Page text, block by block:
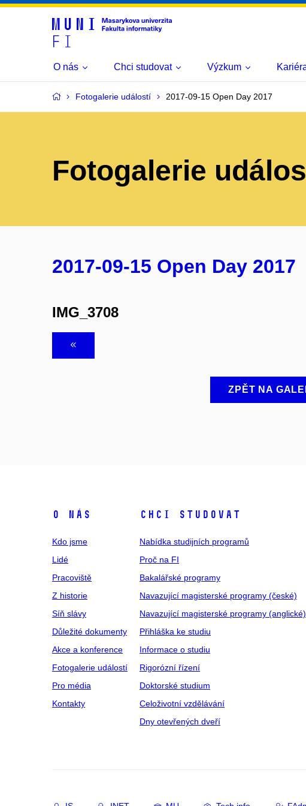
O nás Chci studovat Výzkum
Fotogalerie událostí 2017-09-15 Open Day 2017
Fotogalerie
2017-09-15 Open Day 2017
IMG_3708
ZPĚT NA
O NÁS
Kdo jsme
Lidé
Pracoviště
Z historie
Síň slávy
Důležité dokumenty
Akce a konference
Fotogalerie událostí
Pro média
Kontakty
CHCI STUDOVAT
Nabídka studijních programů
Proč na FI
Bakalářské programy
Navazující magisterské programy (české)
Navazující magisterské programy (anglické)
Přihláška ke studiu
Informace o studiu
Rigorózní řízení
Doktorské studium
Celoživotní vzdělávání
Dny otevřených dveří